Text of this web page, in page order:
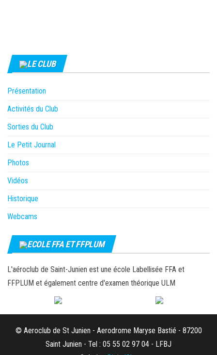
LE CLUB
Présentation
Activités du Club
Sorties du Club
Le Petit Journal
Photos
Vidéos
Historique
Webcams
ECOLE FFA ET FFPLUM
L'aéroclub de Saint-Junien est une école Labellisée FFA et
FFPLUM et également centre d'examen théorique ULM
© Aeroclub de St Junien - Aerodrome Maryse Bastié - 87200
Saint Junien - Tel : 05 55 02 97 04 - LFBJ